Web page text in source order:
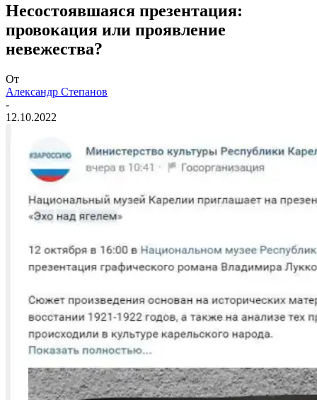
Несостоявшаяся презентация:
провокация или проявление
невежества?
От
Александр Степанов
-
12.10.2022